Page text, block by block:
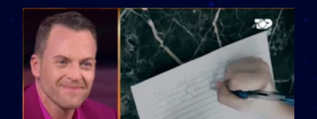
bukura në shtëpinë e BB VIP: Do më
mungojë zilja e mëngjesit kur…